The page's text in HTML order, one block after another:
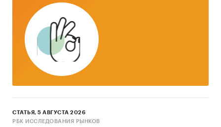
отдельная линия поддержки и тд);
f. Позиционирование (как себя
позиционируют, слоган, УТП);
g. Сильные и слабые стороны подписок;
h. Уникальные и инновационные
преимущества каждой подписки;
себя продвигают);
СТАТЬЯ, 5 АВГУСТА 2026
РБК ИССЛЕДОВАНИЯ РЫНКОВ